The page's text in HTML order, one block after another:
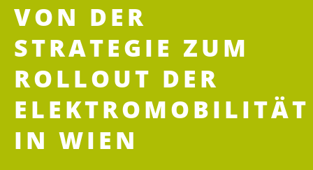
VON DER
STRATEGIE ZUM
ROLLOUT DER
ELEKTROMOBILITÄT
IN WIEN